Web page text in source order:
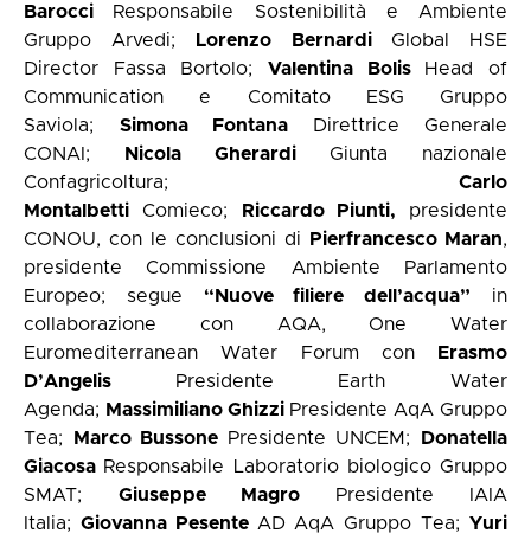
Barocci
Responsabile Sostenibilità e Ambiente
Gruppo Arvedi;
Lorenzo Bernardi Global HSE
Director Fassa Bortolo; Valentina Bolis
Head of
Communication e Comitato ESG Gruppo
Saviola; Simona Fontana
Direttrice Generale
CONAI;
Nicola Gherardi Giunta nazionale
Confagricoltura; Carlo
Montalbetti Comieco; Riccardo Piunti, presidente
CONOU, con le conclusioni di
Pierfrancesco Maran,
presidente Commissione Ambiente Parlamento
Europeo; segue “Nuove filiere dell’acqua” in
collaborazione con AQA, One Water
Euromediterranean Water Forum con
Erasmo
D’Angelis
Presidente Earth Water
Agenda; Massimiliano Ghizzi Presidente AqA Gruppo
Tea;
Marco Bussone Presidente UNCEM;
Donatella
Giacosa Responsabile Laboratorio biologico Gruppo
SMAT; Giuseppe Magro
Presidente IAIA
Italia; Giovanna Pesente AD AqA Gruppo Tea;Yuri